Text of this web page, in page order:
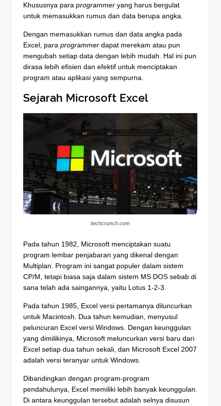
Khususnya para programmeryang harus bergulat
untuk memasukkan rumus dan data berupa angka.
Dengan memasukkan rumus dan data angka pada
Excel, para programmerdapat merekam atau pun
mengubah setiap data dengan lebih mudah. Hal ini pun
dirasa lebih efisien dan efektif untuk menciptakan
program atau aplikasi yang sempurna.
Sejarah Microsoft Excel
techcrunch.com
Pada tahun 1982, Microsoft menciptakan suatu
program lembar penjabaran yang dikenal dengan
Multiplan. Program ini sangat populer dalam sistem
CP/M, tetapi biasa saja dalam sistem MS DOS sebab di
sana telah ada saingannya, yaitu Lotus 1-2-3.
Pada tahun 1985, Excel versi pertamanya diluncurkan
untuk Macintosh. Dua tahun kemudian, menyusul
peluncuran Excel versi Windows. Dengan keunggulan
yang dimilikinya, Microsoft meluncurkan versi baru dari
Excel setiap dua tahun sekali, dan Microsoft Excel 2007
adalah versi teranyar untuk Windows.
Dibandingkan dengan program-program
pendahulunya, Excel memiliki lebih banyak keunggulan.
Di antara keunggulan tersebut adalah selnya disusun